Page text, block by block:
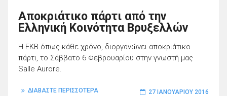
Αποκριάτικο πάρτι από την
Ελληνική Κοινότητα Βρυξελλών
Η ΕΚΒ όπως κάθε χρόνο, διοργανώνει αποκριάτικο
πάρτι, το Σάββατο 6 Φεβρουαρίου στην γνωστή μας
Salle Aurore.
ΔΙΑΒΑΣΤΕ ΠΕΡΙΣΣΟΤΕΡΑ 27 ΙΑΝΟΥΑΡΊΟΥ 2016